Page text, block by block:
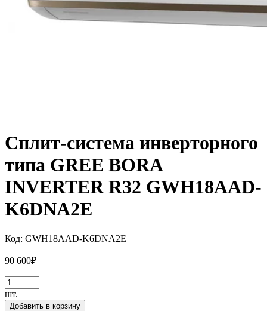
Сплит-система инверторного
типа GREE BORA
INVERTER R32 GWH18AAD-
K6DNA2E
Код: GWH18AAD-K6DNA2E
90 600₽
шт.
Добавить в корзину